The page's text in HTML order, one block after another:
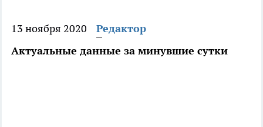
13 ноября 2020
Редактор
Актуальные данные за минувшие сутки